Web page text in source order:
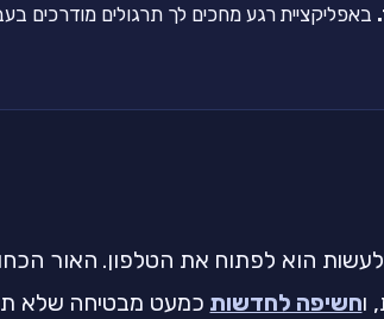
באפליקציית רגע מחכים לך תרגולים מודרכים בעברית של 2-5
הוא לפתוח את הטלפון. האור
וחשיפה לחדשות כמעט מבטיחה שלא